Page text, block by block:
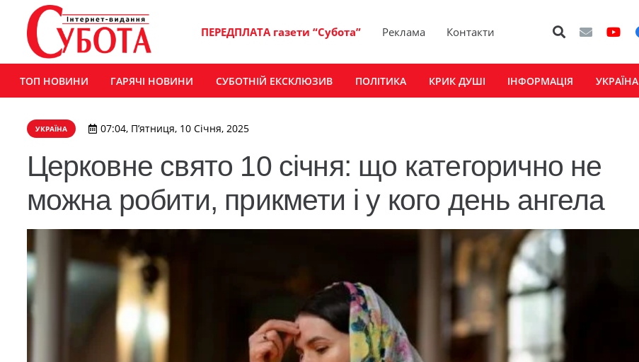
ПЕРЕДПЛАТА газети “Субота” Реклама Контакти
ТОП НОВИНИ ГАРЯЧІ НОВИНИ СУБОТНІЙ ЕКСКЛЮЗИВ ПОЛІТИКА КРИК ДУШІ ІНФОРМАЦІЯ УКРАЇНА
УКРАЇНА 07:04, П’ятниця, 10 Січня, 2025
Церковне свято 10 січня: що категорично не
можна робити, прикмети і у кого день ангела